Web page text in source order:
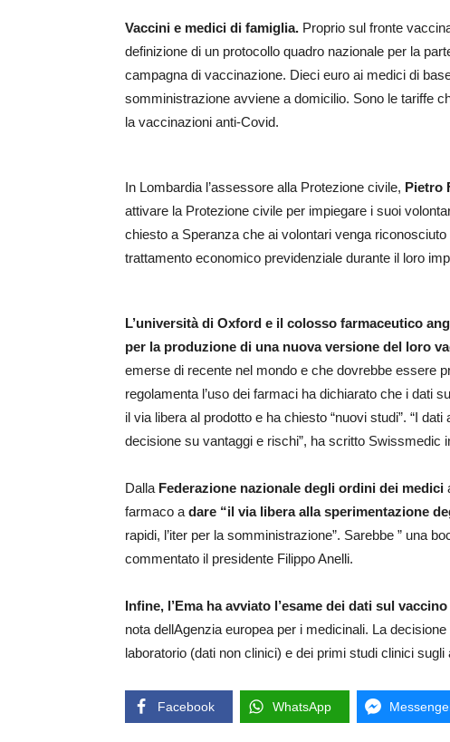
Vaccini e medici di famiglia. Proprio sul fronte
definizione di un protocollo quadro nazionale per la
campagna di vaccinazione. Dieci euro ai medici di
somministrazione avviene a domicilio. Sono le tariffe
la vaccinazioni anti-Covid.
In Lombardia l’assessore alla Protezione civile, Pietro
attivare la Protezione civile per impiegare i suoi
chiesto a Speranza che ai volontari venga
trattamento economico previdenziale durante il loro
L’università di Oxford e il colosso farmaceutico
per la produzione di una nuova versione del loro
emerse di recente nel mondo e che dovrebbe essere
regolamenta l’uso dei farmaci ha dichiarato che i dati
il via libera al prodotto e ha chiesto “nuovi studi”. “I
decisione su vantaggi e rischi”, ha scritto Swissmedic
Dalla Federazione nazionale degli ordini dei medici
farmaco a dare “il via libera alla sperimentazione
rapidi, l’iter per la somministrazione”. Sarebbe ” una
commentato il presidente Filippo Anelli.
Infine, l’Ema ha avviato l’esame dei dati sul
nota dellAgenzia europea per i medicinali. La
laboratorio (dati non clinici) e dei primi studi clinici sugli
Facebook WhatsApp